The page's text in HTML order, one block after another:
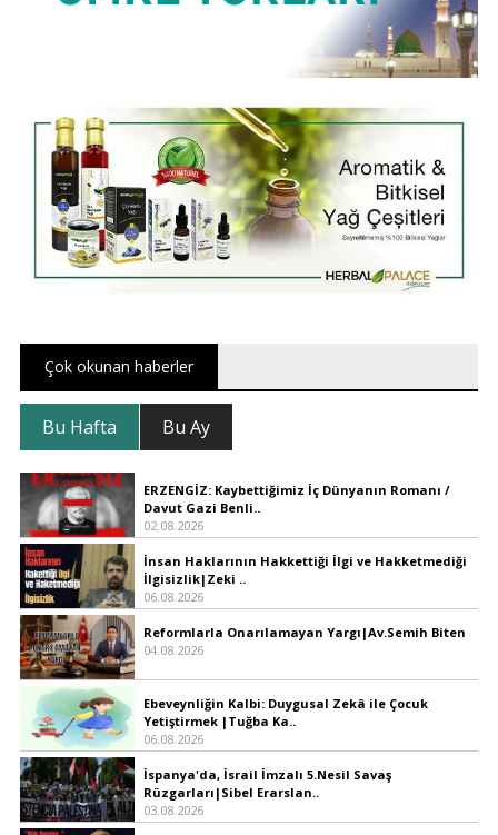
Çok okunan haberler
Bu Hafta Bu Ay
ERZENGİZ: Kaybettiğimiz İç Dünyanın Romanı /
Davut Gazi Benli..
02.08.2026
İnsan Haklarının Hakkettiği İlgi ve Hakketmediği
İlgisizlik|Zeki ..
06.08.2026
Reformlarla Onarılamayan Yargı|Av.Semih Biten
04.08.2026
Ebeveynliğin Kalbi: Duygusal Zekâ ile Çocuk
Yetiştirmek |Tuğba Ka..
06.08.2026
İspanya'da, İsrail İmzalı 5.Nesil Savaş
Rüzgarları|Sibel Erarslan..
03.08.2026